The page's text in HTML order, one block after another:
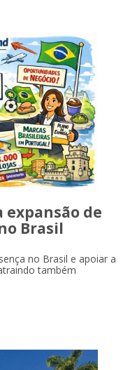
de
Brasil
no Brasil e apoiar a
também